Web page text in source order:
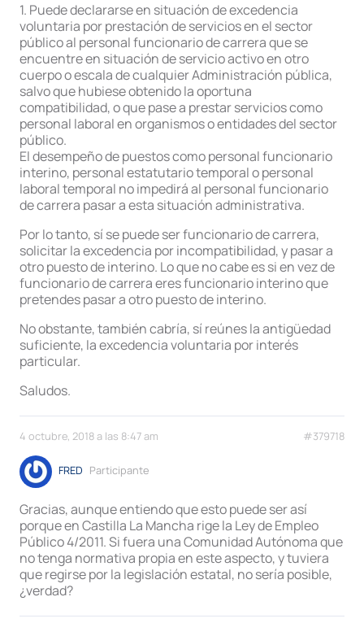
1. Puede declararse en situación de excedencia
voluntaria por prestación de servicios en el sector
público al personal funcionario de carrera que se
encuentre en situación de servicio activo en otro
cuerpo o escala de cualquier Administración pública,
salvo que hubiese obtenido la oportuna
compatibilidad, o que pase a prestar servicios como
personal laboral en organismos o entidades del sector
público.
El desempeño de puestos como personal funcionario
interino, personal estatutario temporal o personal
laboral temporal no impedirá al personal funcionario
de carrera pasar a esta situación administrativa.
Por lo tanto, sí se puede ser funcionario de carrera,
solicitar la excedencia por incompatibilidad, y pasar a
otro puesto de interino. Lo que no cabe es si en vez de
funcionario de carrera eres funcionario interino que
pretendes pasar a otro puesto de interino.
No obstante, también cabría, sí reúnes la antigüedad
suficiente, la excedencia voluntaria por interés
particular.
Saludos.
4 octubre, 2018 a las 8:47 am #379718
FRED Participante
Gracias, aunque entiendo que esto puede ser así
porque en Castilla La Mancha rige la Ley de Empleo
Público 4/2011. Si fuera una Comunidad Autónoma que
no tenga normativa propia en este aspecto, y tuviera
que regirse por la legislación estatal, no sería posible,
¿verdad?